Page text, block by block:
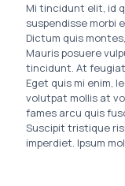
Mi tincidunt elit, id
suspendisse morbi
Dictum quis
Mauris posuere
tincidunt. At
Eget quis mi enim,
volutpat mollis at
fames arcu quis
Suscipit tristique
imperdiet. Ipsum